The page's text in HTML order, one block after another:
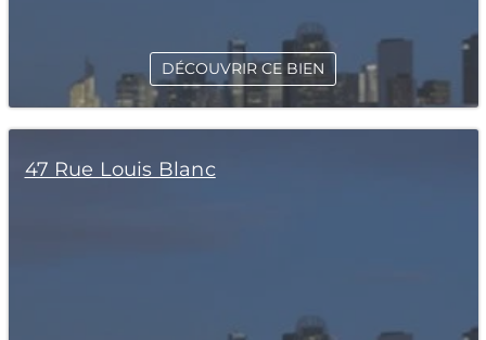
DÉCOUVRIR CE BIEN
47 Rue Louis Blanc